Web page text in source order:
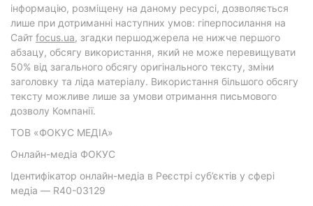
інформацію, розміщену на даному ресурсі, дозволяється
лише при дотриманні наступних умов: гіперпосилання на
Cайт focus.ua, згадки першоджерела не нижче першого
абзацу, обсягу використання, який не може перевищувати
50% від загального обсягу оригінального тексту, зміни
заголовку та ліда матеріалу. Використання більшого обсягу
тексту можливе лише за умови отримання письмового
дозволу Компанії.
ТОВ «ФОКУС МЕДІА»
Онлайн-медіа ФОКУС
Ідентифікатор онлайн-медіа в Реєстрі суб’єктів у сфері
медіа — R40-03129